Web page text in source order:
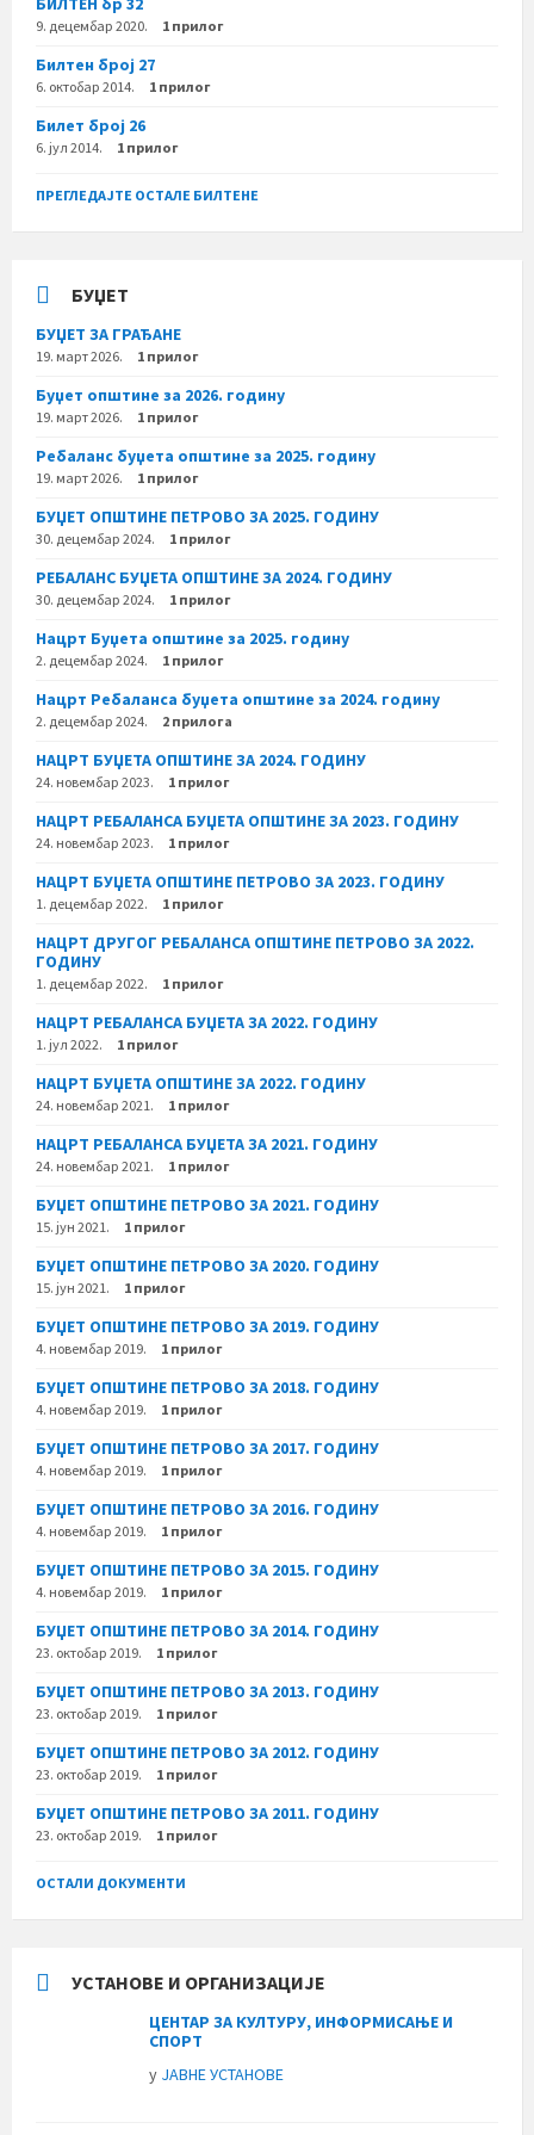
9. децембар 2020. 1 прилог
Билтен број 27
6. октобар 2014. 1 прилог
Билет број 26
6. јул 2014. 1 прилог
ПРЕГЛЕДАЈТЕ ОСТАЛЕ БИЛТЕНЕ
БУЏЕТ
БУЏЕТ ЗА ГРАЂАНЕ
19. март 2026. 1 прилог
Буџет општине за 2026. годину
19. март 2026. 1 прилог
Ребаланс буџета општине за 2025. годину
19. март 2026. 1 прилог
БУЏЕТ ОПШТИНЕ ПЕТРОВО ЗА 2025. ГОДИНУ
30. децембар 2024. 1 прилог
РЕБАЛАНС БУЏЕТА ОПШТИНЕ ЗА 2024. ГОДИНУ
30. децембар 2024. 1 прилог
Нацрт Буџета општине за 2025. годину
2. децембар 2024. 1 прилог
Нацрт Ребаланса буџета општине за 2024. годину
2. децембар 2024. 2 прилога
НАЦРТ БУЏЕТА ОПШТИНЕ ЗА 2024. ГОДИНУ
24. новембар 2023. 1 прилог
НАЦРТ РЕБАЛАНСА БУЏЕТА ОПШТИНЕ ЗА 2023. ГОДИНУ
24. новембар 2023. 1 прилог
НАЦРТ БУЏЕТА ОПШТИНЕ ПЕТРОВО ЗА 2023. ГОДИНУ
1. децембар 2022. 1 прилог
НАЦРТ ДРУГОГ РЕБАЛАНСА ОПШТИНЕ ПЕТРОВО ЗА 2022.
ГОДИНУ
1. децембар 2022. 1 прилог
НАЦРТ РЕБАЛАНСА БУЏЕТА ЗА 2022. ГОДИНУ
1. јул 2022. 1 прилог
НАЦРТ БУЏЕТА ОПШТИНЕ ЗА 2022. ГОДИНУ
24. новембар 2021. 1 прилог
НАЦРТ РЕБАЛАНСА БУЏЕТА ЗА 2021. ГОДИНУ
24. новембар 2021. 1 прилог
БУЏЕТ ОПШТИНЕ ПЕТРОВО ЗА 2021. ГОДИНУ
15. јун 2021. 1 прилог
БУЏЕТ ОПШТИНЕ ПЕТРОВО ЗА 2020. ГОДИНУ
15. јун 2021. 1 прилог
БУЏЕТ ОПШТИНЕ ПЕТРОВО ЗА 2019. ГОДИНУ
4. новембар 2019. 1 прилог
БУЏЕТ ОПШТИНЕ ПЕТРОВО ЗА 2018. ГОДИНУ
4. новембар 2019. 1 прилог
БУЏЕТ ОПШТИНЕ ПЕТРОВО ЗА 2017. ГОДИНУ
4. новембар 2019. 1 прилог
БУЏЕТ ОПШТИНЕ ПЕТРОВО ЗА 2016. ГОДИНУ
4. новембар 2019. 1 прилог
БУЏЕТ ОПШТИНЕ ПЕТРОВО ЗА 2015. ГОДИНУ
4. новембар 2019. 1 прилог
БУЏЕТ ОПШТИНЕ ПЕТРОВО ЗА 2014. ГОДИНУ
23. октобар 2019. 1 прилог
БУЏЕТ ОПШТИНЕ ПЕТРОВО ЗА 2013. ГОДИНУ
23. октобар 2019. 1 прилог
БУЏЕТ ОПШТИНЕ ПЕТРОВО ЗА 2012. ГОДИНУ
23. октобар 2019. 1 прилог
БУЏЕТ ОПШТИНЕ ПЕТРОВО ЗА 2011. ГОДИНУ
23. октобар 2019. 1 прилог
ОСТАЛИ ДОКУМЕНТИ
УСТАНОВЕ И ОРГАНИЗАЦИЈЕ
ЦЕНТАР ЗА КУЛТУРУ, ИНФОРМИСАЊЕ И
СПОРТ
у ЈАВНЕ УСТАНОВЕ